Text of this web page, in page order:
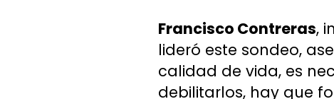
Francisco Contreras,
lideró este sondeo,
calidad de vida, es
debilitarlos, hay que